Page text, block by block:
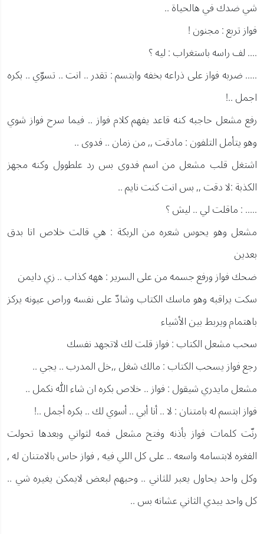
شي ضدك في هالحياة ..
فواز تربع : مجنون !
.... لف راسه باستغراب : ليه ؟
..... ضربه فواز على ذراعه بخفه وابتسم : تقدر .. انت .. تسوّي .. بكره
اجمل ..!
رفع مشعل حاجبه كنه قاعد يفهم كلام فواز .. فيما سرح فواز شوي
وهو يتأمل التلفون : مادقت ,, من زمان .. فدوى ..
اشتغل قلب مشعل من اسم فدوى بس رد علطوول وكنه مجهز
الكذبة :لا دقت ,, بس انت كنت نايم ..
..... : ماقلت لي .. ليش ؟
مشعل وهو يحوس شعره من الربكة : هي قالت خلاص انا بدق
بعدين
ضحك فواز ورفع جسمه من على السرير : ههه كذاب .. زي دايمن
سكت يراقبه وهو ماسك الكتاب وشادّ على نفسه وراص عيونه يركز
باهتمام ويربط بين الأشياء
سحب مشعل الكتاب : فواز قلت لك لاتجهد نفسك
رجع فواز يسحب الكتاب : مالك شغل ,,خل المدرب .. يجي ..
مشعل مايدري شيقول : فواز .. خلاص بكره ان شاء الله نكمل ..
فواز ابتسم له بامتنان : لا .. أنا أبي .. أسوي لك .. بكره أجمل ..!
رنّت كلمات فواز بأذنه وفتح مشعل فمه لثواني وبعدها تحولت
الفغره لابتسامه واسعه .. على كل اللي فيه , فواز حاس بالامتنان له ,
وكل واحد يحاول يعبر للثاني .. وحبهم لبعض لايمكن يغيره شي ..
كل واحد يبدي الثاني عشانه بس ..